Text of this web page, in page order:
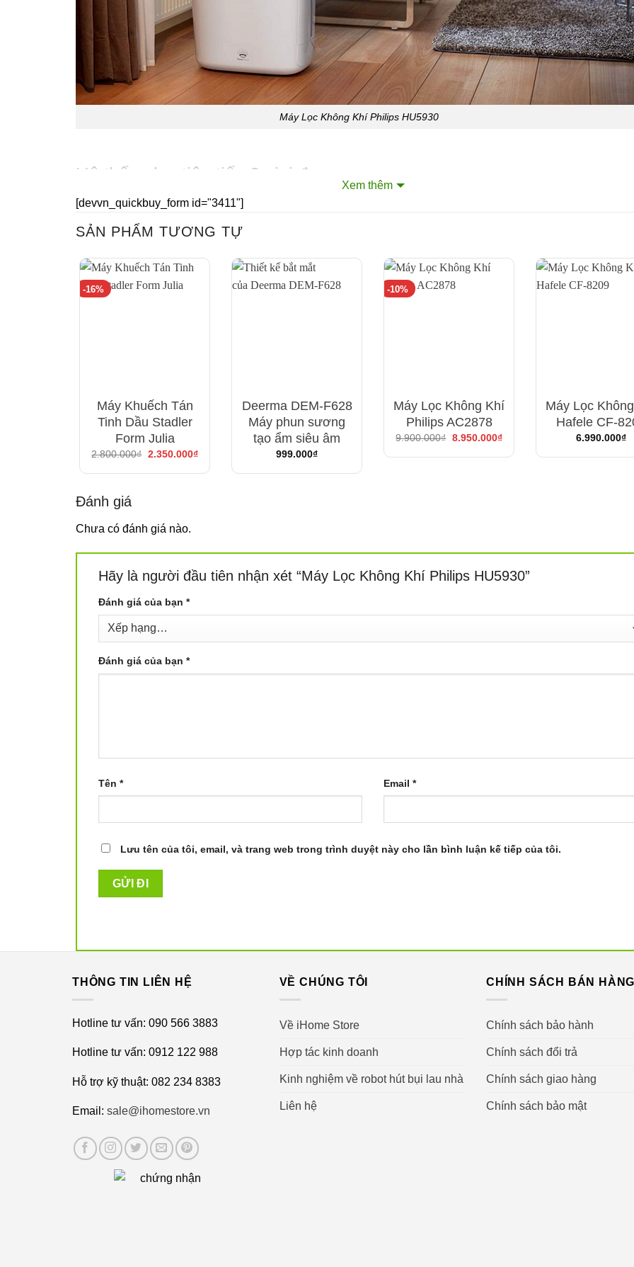
Máy Lọc Không Khí Philips HU5930
Hệ thống lọc tiên tiến 3 giai đoạn
Giai đoạn 2: Công nghệ bốc hơi tiên tiến ngăn ngừa vi khuẩn và đá vôi khỏi sự lắng đọng và làm ẩm
bằng cách cho các phân tử nước vào không khí.
Giai đoạn 3: Làm sạch không khí ra khỏi máy làm ẩm với tốc độ ổn định.
Bên cạnh đó, bộ lọc NanoProtect HEPA của máy lọc không khí Philips HU5930 đảm bảo lọc 99,99% các bụi
gia đình, lọc bụi phấn, bụi, vi khuẩn và các hạt cực tím lên đến 0,02μm. Và thậm chí loại bỏ các mùi và khí từ
khí. Mang lại một không gian sạch sẽ, thông thoáng và dễ chịu trong một phòng kín, giúp tạo giấc ngủ ngon
Công nghệ NanoCloud
Xem thêm
[devvn_quickbuy_form id="3411"]
SẢN PHẨM TƯƠNG TỰ
-16%
Máy Khuếch Tán
Tinh Dầu Stadler
Form Julia
2.800.000₫ Giá
là:
2.350.000₫Giá
tại
Deerma DEM-F628
Máy phun sương
tạo ẩm siêu âm
999.000₫
-10%
Máy Lọc Không Khí
Philips AC2878
9.900.000₫ Giá
là:
8.950.000₫Giá
tại
Máy Lọc
Hafele CF-
6.990.000₫
Đánh giá
Chưa có đánh giá nào.
Hãy là người đầu tiên nhận xét “Máy Lọc Không Khí Philips HU5930”
Đánh giá của bạn *
Đánh giá của bạn *
Tên * Email *
Lưu tên của tôi, email, và trang web trong trình duyệt này cho lần bình luận kế tiếp của tôi.
THÔNG TIN LIÊN HỆ
Hotline tư vấn: 090 566 3883
Hotline tư vấn: 0912 122 988
Hỗ trợ kỹ thuật: 082 234 8383
Email: sale@ihomestore.vn
VỀ CHÚNG TÔI
Về iHome Store
Hợp tác kinh doanh
Kinh nghiệm về robot hút bụi lau nhà
Liên hệ
CHÍNH SÁCH BÁN HÀNG
Chính sách bảo hành
Chính sách đổi trả
Chính sách giao hàng
Chính sách bảo mật